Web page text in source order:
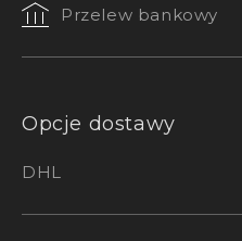
Przelew bankowy
Opcje dostawy
DHL